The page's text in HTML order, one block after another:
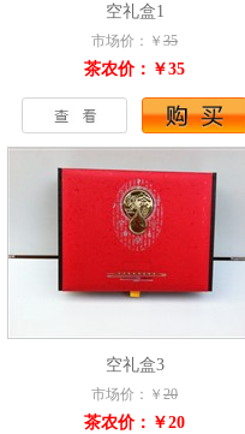
空礼盒1
市场价：￥ 35
茶农价：￥35
空礼盒3
市场价：￥ 20
茶农价：￥20